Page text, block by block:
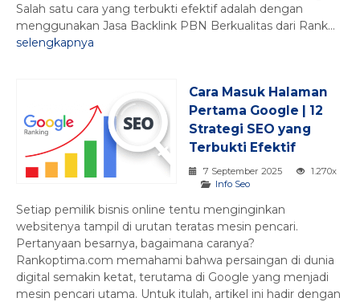
Salah satu cara yang terbukti efektif adalah dengan
menggunakan Jasa Backlink PBN Berkualitas dari Rank...
selengkapnya
Cara Masuk Halaman
Pertama Google | 12
Strategi SEO yang
Terbukti Efektif
7 September 2025
1.270x
Info Seo
Setiap pemilik bisnis online tentu menginginkan
websitenya tampil di urutan teratas mesin pencari.
Pertanyaan besarnya, bagaimana caranya?
Rankoptima.com memahami bahwa persaingan di dunia
digital semakin ketat, terutama di Google yang menjadi
mesin pencari utama. Untuk itulah, artikel ini hadir dengan